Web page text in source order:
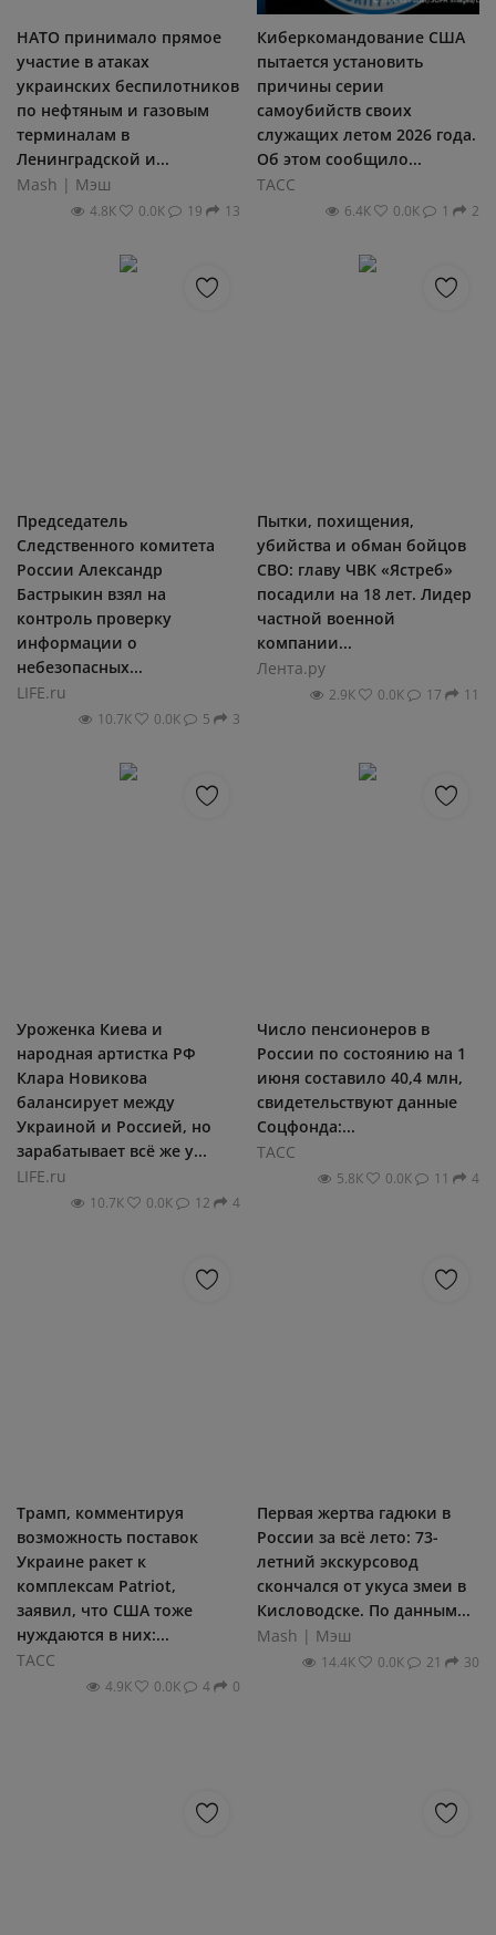
НАТО принимало прямое
участие в атаках
украинских беспилотников
по нефтяным и газовым
терминалам в
Ленинградской и...
Mash | Мэш
4.8К 0.0К 19 13
Киберкомандование США
пытается установить
причины серии
самоубийств cвоих
служащих летом 2026 года.
Об этом сообщило...
ТАСС
6.4К 0.0К 1 2
Председатель
Следственного комитета
России Александр
Бастрыкин взял на
контроль проверку
информации о
небезопасных...
LIFE.ru
10.7К 0.0К 5 3
Пытки, похищения,
убийства и обман бойцов
СВО: главу ЧВК «Ястреб»
посадили на 18 лет. Лидер
частной военной
компании...
Лента.ру
2.9К 0.0К 17 11
Уроженка Киева и
народная артистка РФ
Клара Новикова
балансирует между
Украиной и Россией, но
зарабатывает всё же у...
LIFE.ru
10.7К 0.0К 12 4
Число пенсионеров в
России по состоянию на 1
июня составило 40,4 млн,
свидетельствуют данные
Соцфонда:...
ТАСС
5.8К 0.0К 11 4
Трамп, комментируя
возможность поставок
Украине ракет к
комплексам Patriot,
заявил, что США тоже
нуждаются в них:...
ТАСС
4.9К 0.0К 4 0
Первая жертва гадюки в
России за всё лето: 73-
летний экскурсовод
скончался от укуса змеи в
Кисловодске. По данным...
Mash | Мэш
14.4К 0.0К 21 30